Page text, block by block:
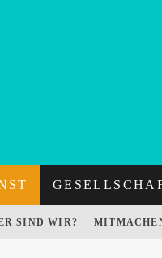
SIND WIR?